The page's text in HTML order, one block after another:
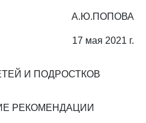
А.Ю.ПОПОВА
17 мая 2021 г.
И ПОДРОСТКОВ
РЕКОМЕНДАЦИИ